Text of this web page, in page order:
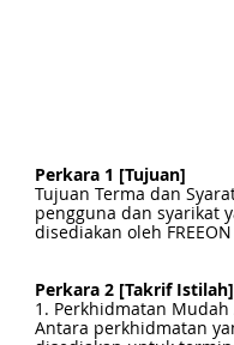
Perkara 1 [Tujuan]
Tujuan Terma dan
pengguna dan syarikat
disediakan oleh
Perkara 2 [Takrif Istilah]
1. Perkhidmatan
Antara perkhidmatan